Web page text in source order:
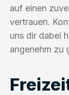
auf einen
vertrauen.
uns dir dabei
angenehm zu